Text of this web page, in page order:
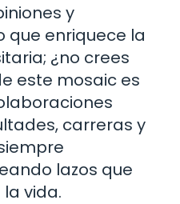
y
que enriquece la
¿no crees
este mosaic es
carreras y
lazos que
vida.